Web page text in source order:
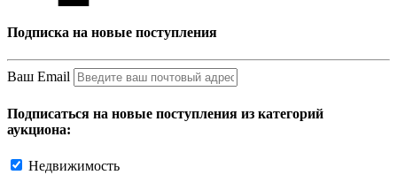
Подписка на новые поступления
Ваш Email
Подписаться на новые поступления из категорий
аукциона:
Недвижимость